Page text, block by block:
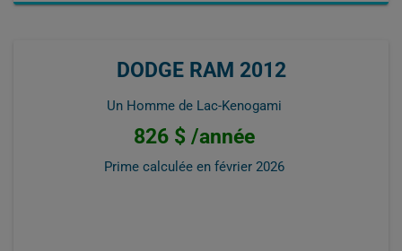
DODGE RAM 2012
Un Homme de Lac-Kenogami
826 $ /année
Prime calculée en février 2026